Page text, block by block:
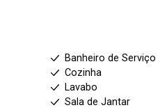
Banheiro de Serviço
Cozinha
Lavabo
Sala de Jantar